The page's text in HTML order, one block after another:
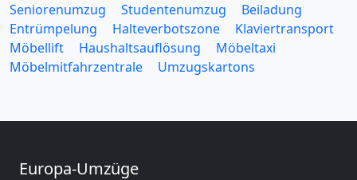
Seniorenumzug
Studentenumzug
Beiladung
Entrümpelung
Halteverbotszone
Klaviertransport
Möbellift
Haushaltsauflösung
Möbeltaxi
Möbelmitfahrzentrale
Umzugskartons
Europa-Umzüge